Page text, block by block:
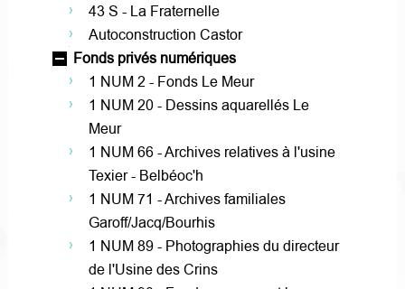
43 S - La Fraternelle
Autoconstruction Castor
Fonds privés numériques
1 NUM 2 - Fonds Le Meur
1 NUM 20 - Dessins aquarellés Le
Meur
1 NUM 66 - Archives relatives à l'usine
Texier - Belbéoc'h
1 NUM 71 - Archives familiales
Garoff/Jacq/Bourhis
1 NUM 89 - Photographies du directeur
de l'Usine des Crins